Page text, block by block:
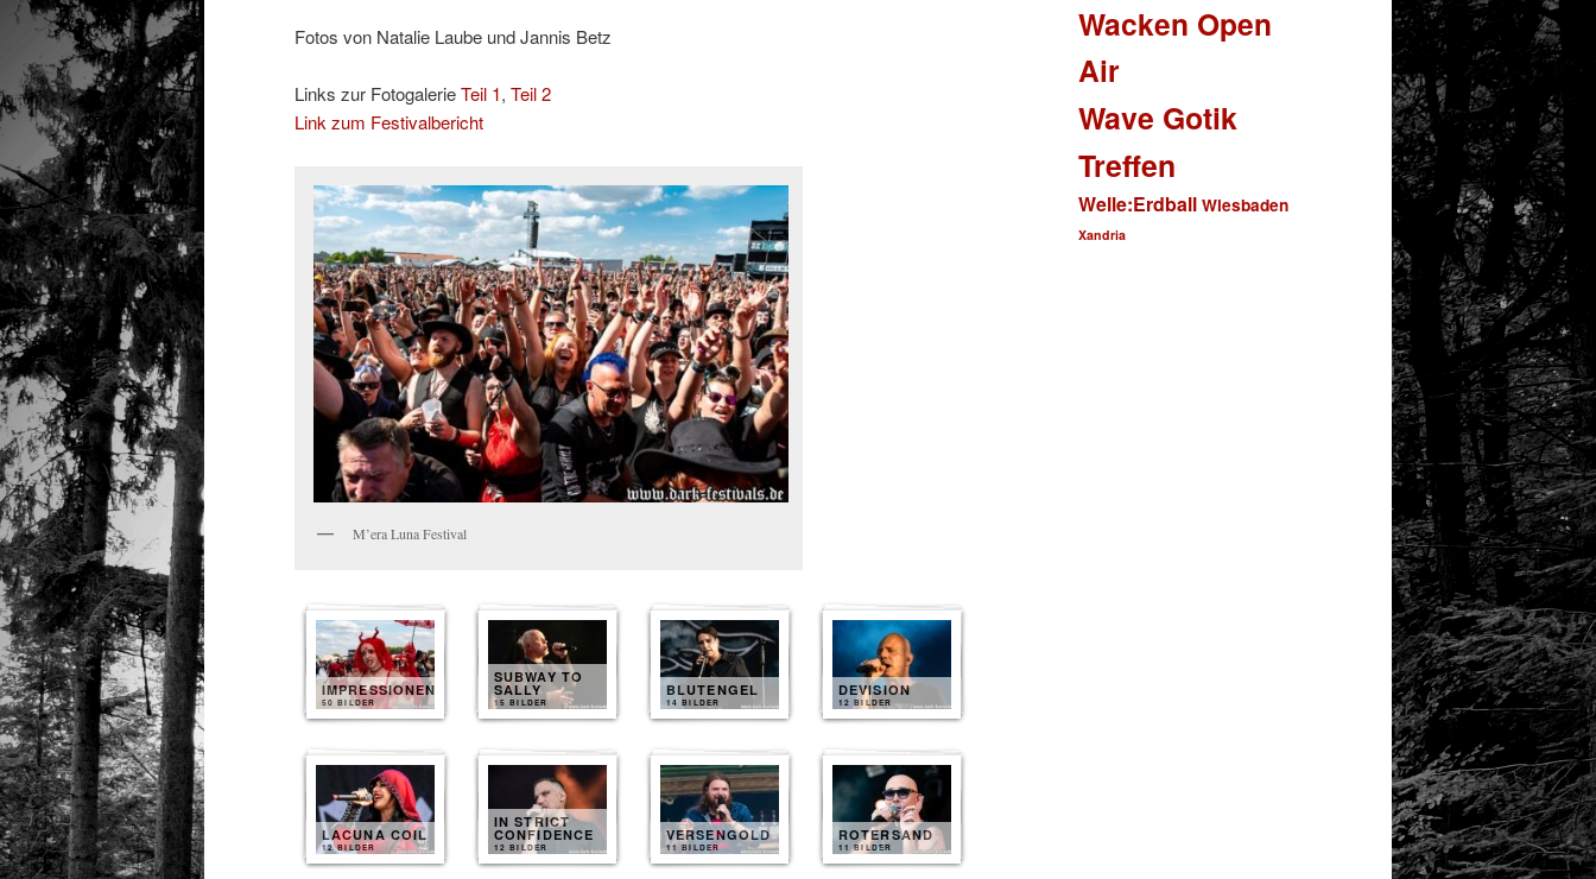
Fotos von Natalie Laube und Jannis Betz
Links zur FotogalerieTeil 1, Teil 2
Link zum Festivalbericht
M’era Luna Festival
IMPRESSIONEN
50 BILDER
SUBWAY TO
SALLY
15 BILDER
BLUTENGEL
14 BILDER
DEVISION
12 BILDER
LACUNA COIL
12 BILDER
IN STRICT
CONFIDENCE
12 BILDER
VERSENGOLD
11 BILDER
ROTERSAND
11 BILDER
Wacken Open
Air
Wave Gotik
Treffen
Welle:Erdball Wiesbaden
Xandria